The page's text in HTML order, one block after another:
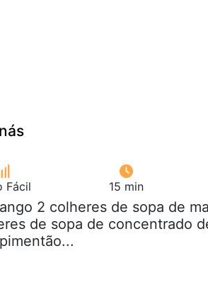
Fácil 15 min
2 colheres de sopa de
de sopa de concentrado